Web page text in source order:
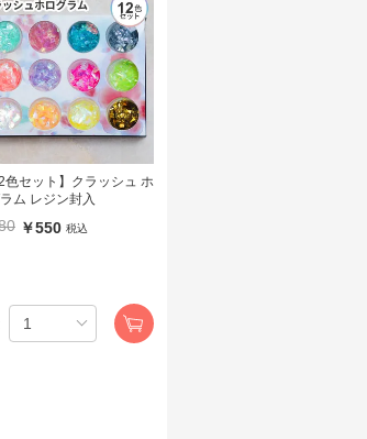
色セット】クラッシュ ホ
ム レジン封入
￥550 税込